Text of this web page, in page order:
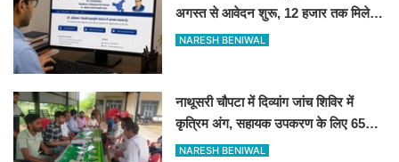
अगस्त से आवेदन शुरू, 12 हजार तक मिलेगी
स्कॉलरशिप, जानें जरूरी डॉक्यूमेंट्स
NARESH BENIWAL
नाथूसरी चौपटा में दिव्यांग जांच शिविर में
कृत्रिम अंग, सहायक उपकरण के लिए 65
व्यक्तियों का चयन
NARESH BENIWAL